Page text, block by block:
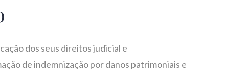
dos seus direitos judicial e
de indemnização por danos patrimoniais e